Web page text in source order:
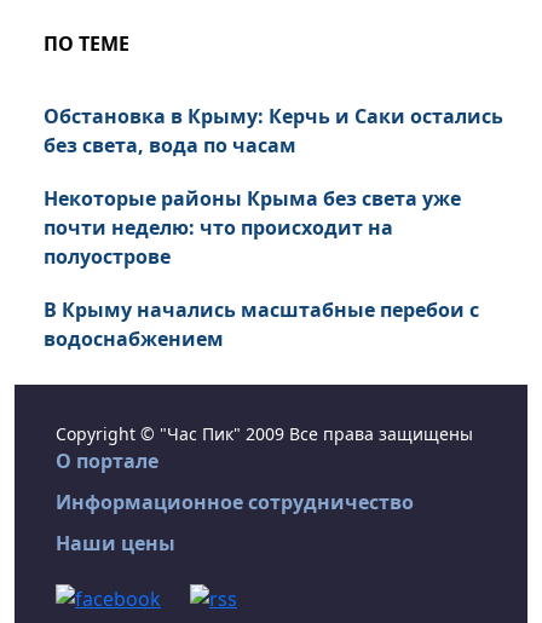
ПО ТЕМЕ
Обстановка в Крыму: Керчь и Саки остались
без света, вода по часам
Некоторые районы Крыма без света уже
почти неделю: что происходит на
полуострове
В Крыму начались масштабные перебои с
водоснабжением
Copyright © "Час Пик" 2009 Все права защищены
О портале
Информационное сотрудничество
Наши цены